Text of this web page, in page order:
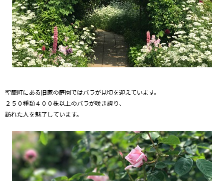
聖籠町にある旧家の庭園ではバラが見頃を迎えています。
２５０種類４００株以上のバラが咲き誇り、
訪れた人を魅了しています。